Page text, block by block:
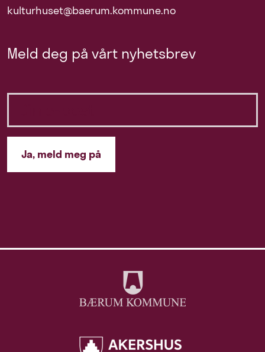
kulturhuset@baerum.kommune.no
Meld deg på vårt nyhetsbrev